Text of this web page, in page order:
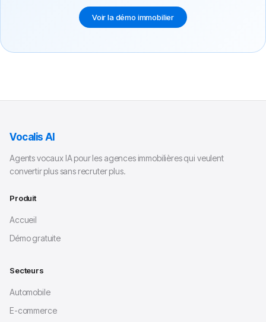
Voir la démo immobilier
Vocalis AI
Agents vocaux IA pour les agences immobilières qui veulent
convertir plus sans recruter plus.
Produit
Accueil
Démo gratuite
Secteurs
Automobile
E-commerce